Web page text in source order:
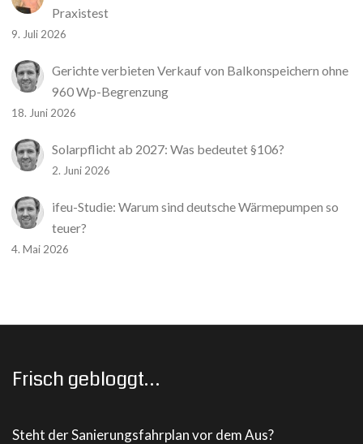
Praxistest
9. Juli 2026
Gerichte verbieten Verkauf von Balkonspeichern ohne
960 Wp-Begrenzung
18. Juni 2026
Solarpflicht ab 2027: Was bedeutet §106?
2. Juni 2026
ifeu-Studie: Warum sind deutsche Wärmepumpen so
teuer?
4. Mai 2026
Frisch gebloggt…
Steht der Sanierungsfahrplan vor dem Aus?